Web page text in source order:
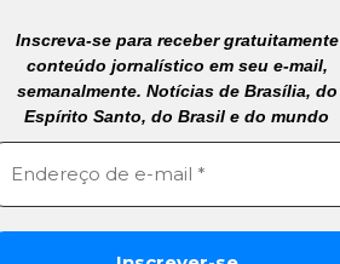
Inscreva-se para receber gratuitamente
conteúdo jornalístico em seu e-mail,
semanalmente. Notícias de Brasília, do
Espírito Santo, do Brasil e do mundo